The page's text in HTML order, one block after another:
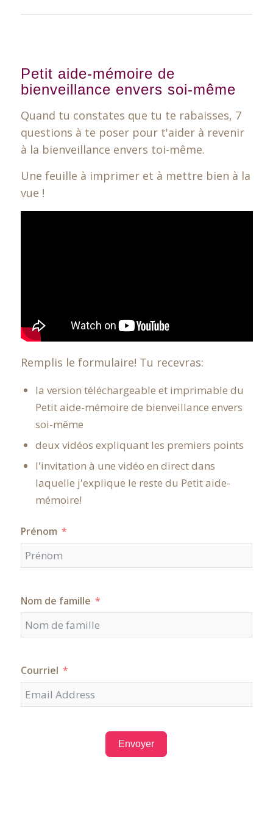
Petit aide-mémoire de
bienveillance envers soi-même
Quand tu constates que tu te rabaisses, 7
questions à te poser pour t'aider à revenir
à la bienveillance envers toi-même.
Une feuille à imprimer et à mettre bien à la
vue !
Remplis le formulaire! Tu recevras:
la version téléchargeable et imprimable du
Petit aide-mémoire de bienveillance envers
soi-même
deux vidéos expliquant les premiers points
l'invitation à une vidéo en direct dans
laquelle j'explique le reste du Petit aide-
mémoire!
Prénom
Nom de famille
Courriel
Envoyer